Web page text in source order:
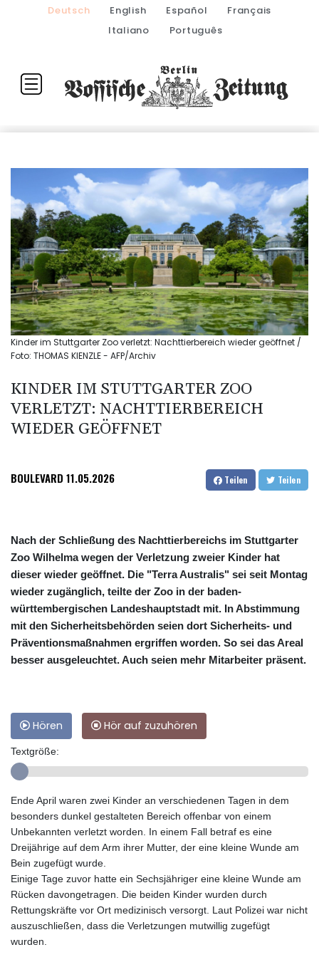
Deutsch English Español
Français
Italiano
Português
Kinder im Stuttgarter Zoo verletzt: Nachttierbereich wieder geöffnet /
Foto: THOMAS KIENZLE - AFP/Archiv
KINDER IM STUTTGARTER ZOO
VERLETZT: NACHTTIERBEREICH
WIEDER GEÖFFNET
BOULEVARD 11.05.2026 Teilen Teilen
Nach der Schließung des Nachttierbereichs im Stuttgarter
Zoo Wilhelma wegen der Verletzung zweier Kinder hat
dieser wieder geöffnet. Die "Terra Australis" sei seit Montag
wieder zugänglich, teilte der Zoo in der baden-
württembergischen Landeshauptstadt mit. In Abstimmung
mit den Sicherheitsbehörden seien dort Sicherheits- und
Präventionsmaßnahmen ergriffen worden. So sei das Areal
besser ausgeleuchtet. Auch seien mehr Mitarbeiter präsent.
Hören Hör auf zuzuhören
Textgröße:
Ende April waren zwei Kinder an verschiedenen Tagen in dem
besonders dunkel gestalteten Bereich offenbar von einem
Unbekannten verletzt worden. In einem Fall betraf es eine
Dreijährige auf dem Arm ihrer Mutter, der eine kleine Wunde am
Bein zugefügt wurde.
Einige Tage zuvor hatte ein Sechsjähriger eine kleine Wunde am
Rücken davongetragen. Die beiden Kinder wurden durch
Rettungskräfte vor Ort medizinisch versorgt. Laut Polizei war nicht
auszuschließen, dass die Verletzungen mutwillig zugefügt
wurden.